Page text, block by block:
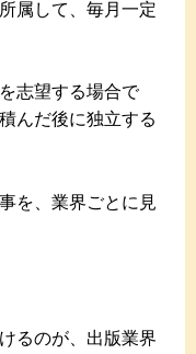
属して、毎月一定
志望する場合で
んだ後に独立する
を、業界ごとに見
るのが、出版業界